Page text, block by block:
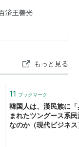
われて久しい模
ズモ・イズモ
古代日本におい
日本の中枢を支
民した。 同様に
へと渡来…
済王善光
もっと見る
11 ブックマーク
韓国人は、漢民族に
まれたツングース系
なのか（現代ビジネ